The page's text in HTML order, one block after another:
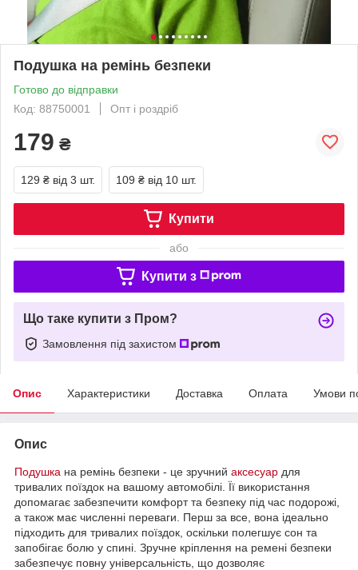
Подушка на ремінь безпеки
Готово до відправки
Код: 88750001
Опт і роздріб
179 ₴
129 ₴ від 3 шт. 109 ₴ від 10 шт.
Купити
або
Купити з
Що таке купити з Пром?
Замовлення під захистом
Опис Характеристики Доставка Оплата Умови
Опис
Подушка на ремінь безпеки - це зручний аксесуар для
тривалих поїздок на вашому автомобілі. Її використання
допомагає забезпечити комфорт та безпеку під час подорожі,
а також має численні переваги. Перш за все, вона ідеально
підходить для тривалих поїздок, оскільки полегшує сон та
запобігає болю у спині. Зручне кріплення на ремені безпеки
забезпечує повну універсальність, що дозволяє